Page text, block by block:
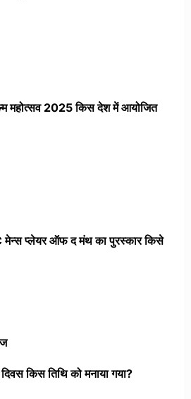
महोत्सव 2025 किस देश में आयोजित
प्लेयर ऑफ द मंथ का पुरस्कार किसे
दिवस किस तिथि को मनाया गया?